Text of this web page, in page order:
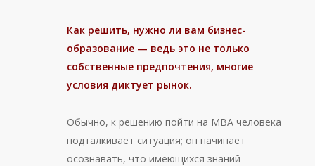
Как решить, нужно ли вам бизнес-
образование — ведь это не только
собственные предпочтения, многие
условия диктует рынок.
Обычно, к решению пойти на МВА человека
подталкивает ситуация; он начинает
осознавать, что имеющихся знаний